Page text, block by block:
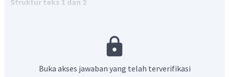
Buka akses jawaban yang telah terverifikasi